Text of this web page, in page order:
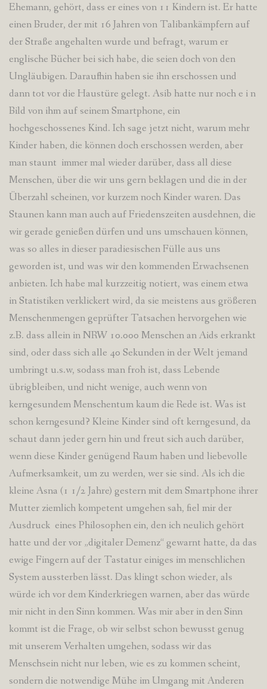
Ehemann, gehört, dass er eines von 11 Kindern ist. Er hatte
einen Bruder, der mit 16 Jahren von Talibankämpfern auf
der Straße angehalten wurde und befragt, warum er
englische Bücher bei sich habe, die seien doch von den
Ungläubigen. Daraufhin haben sie ihn erschossen und
dann tot vor die Haustüre gelegt. Asib hatte nur noch e i n
Bild von ihm auf seinem Smartphone, ein
hochgeschossenes Kind. Ich sage jetzt nicht, warum mehr
Kinder haben, die können doch erschossen werden, aber
man staunt immer mal wieder darüber, dass all diese
Menschen, über die wir uns gern beklagen und die in der
Überzahl scheinen, vor kurzem noch Kinder waren. Das
Staunen kann man auch auf Friedenszeiten ausdehnen, die
wir gerade genießen dürfen und uns umschauen können,
was so alles in dieser paradiesischen Fülle aus uns
geworden ist, und was wir den kommenden Erwachsenen
anbieten. Ich habe mal kurzzeitig notiert, was einem etwa
in Statistiken verklickert wird, da sie meistens aus größeren
Menschenmengen geprüfter Tatsachen hervorgehen wie
z.B. dass allein in NRW 10.000 Menschen an Aids erkrankt
sind, oder dass sich alle 40 Sekunden in der Welt jemand
umbringt u.s.w, sodass man froh ist, dass Lebende
übrigbleiben, und nicht wenige, auch wenn von
kerngesundem Menschentum kaum die Rede ist. Was ist
schon kerngesund? Kleine Kinder sind oft kerngesund, da
schaut dann jeder gern hin und freut sich auch darüber,
wenn diese Kinder genügend Raum haben und liebevolle
Aufmerksamkeit, um zu werden, wer sie sind. Als ich die
kleine Asna (1 1/2 Jahre) gestern mit dem Smartphone ihrer
Mutter ziemlich kompetent umgehen sah, fiel mir der
Ausdruck eines Philosophen ein, den ich neulich gehört
hatte und der vor „digitaler Demenz“ gewarnt hatte, da das
ewige Fingern auf der Tastatur einiges im menschlichen
System aussterben lässt. Das klingt schon wieder, als
würde ich vor dem Kinderkriegen warnen, aber das würde
mir nicht in den Sinn kommen. Was mir aber in den Sinn
kommt ist die Frage, ob wir selbst schon bewusst genug
mit unserem Verhalten umgehen, sodass wir das
Menschsein nicht nur leben, wie es zu kommen scheint,
sondern die notwendige Mühe im Umgang mit Anderen